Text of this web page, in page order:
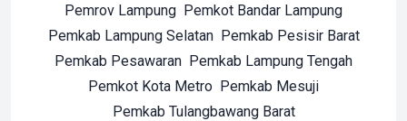
Pemrov Lampung Pemkot Bandar Lampung
Pemkab Lampung Selatan Pemkab Pesisir Barat
Pemkab Pesawaran Pemkab Lampung Tengah
Pemkot Kota Metro Pemkab Mesuji
Pemkab Tulangbawang Barat